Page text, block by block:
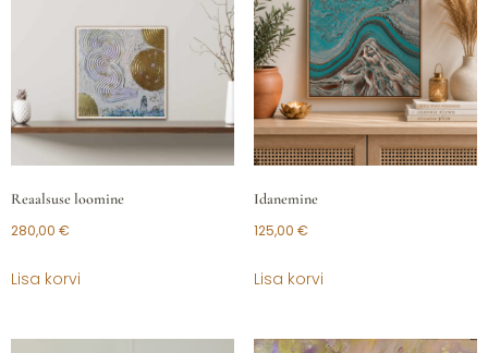
Reaalsuse loomine
280,00 €
Lisa korvi
Idanemine
125,00 €
Lisa korvi